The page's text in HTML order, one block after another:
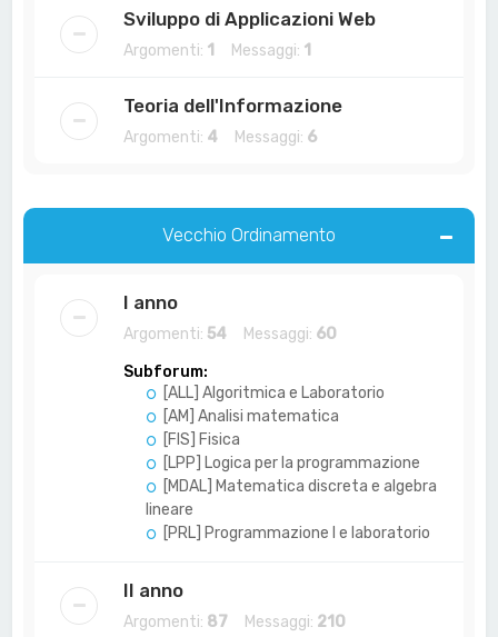
Sviluppo di Applicazioni Web
Argomenti: 1 Messaggi: 1
Teoria dell'Informazione
Argomenti: 4 Messaggi: 6
Vecchio Ordinamento
I anno
Argomenti: 54 Messaggi: 60
Subforum:
[ALL] Algoritmica e Laboratorio
[AM] Analisi matematica
[FIS] Fisica
[LPP] Logica per la programmazione
[MDAL] Matematica discreta e algebra
lineare
[PRL] Programmazione I e laboratorio
II anno
Argomenti: 87 Messaggi: 210